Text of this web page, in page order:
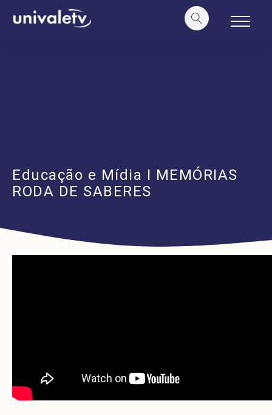
conteúdo
Educação e Mídia I MEMÓRIAS
RODA DE SABERES